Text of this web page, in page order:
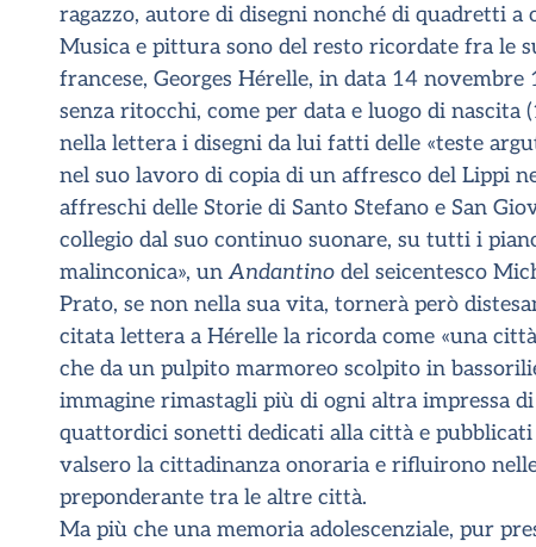
ragazzo, autore di disegni nonché di quadretti a
Musica e pittura sono del resto ricordate fra le
francese, Georges Hérelle, in data 14
senza ritocchi, come per data e luogo di nascita
nella lettera i disegni da lui fatti delle «teste
nel suo lavoro di copia di un affresco del Lippi
affreschi delle Storie di Santo Stefano e San
collegio dal suo continuo suonare, su tutti i
malinconica», unAndantino del seicentesco
Prato, se non nella sua vita, tornerà però
citata lettera a Hérelle la ricorda come «una
che da un pulpito marmoreo scolpito in
immagine rimastagli più di ogni altra impressa
quattordici sonetti dedicati alla città e
valsero la cittadinanza onoraria e rifluirono
preponderante tra le altre città.
Ma più che una memoria adolescenziale, pur